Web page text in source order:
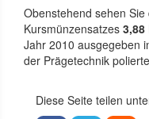
Obenstehend sehen
Kursmünzensatzes 3,88
Jahr 2010 ausgegeben
der Prägetechnik
Diese Seite teilen